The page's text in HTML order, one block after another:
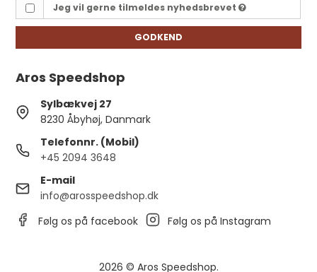
Jeg vil gerne tilmeldes nyhedsbrevet
GODKEND
Aros Speedshop
Sylbækvej 27
8230 Åbyhøj, Danmark
Telefonnr. (Mobil)
+45 2094 3648
E-mail
info@arosspeedshop.dk
Følg os på facebook
Følg os på Instagram
2026 © Aros Speedshop.